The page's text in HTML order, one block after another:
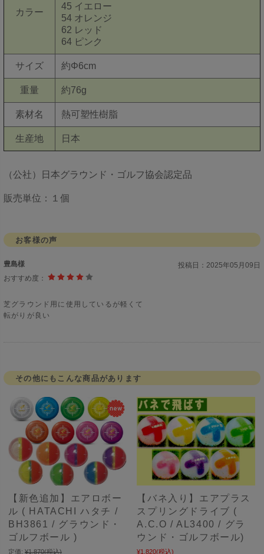
カラー
45 イエロー
54 オレンジ
62 レッド
64 ピンク
サイズ 約Φ6cm
重量 約76g
素材名 熱可塑性樹脂
生産地 日本
（公社）日本グラウンド・ゴルフ協会認定品
販売単位：１個
お客様の声
豊島様 投稿日： 2025年05月09日
おすすめ度：
芝グラウンド用に使用しているが軽くて
転がりが良い
その他にもこんな商品があります
【新色追加】エアロボー
ル ( HATACHI ハタチ /
BH3861 / グラウンド・
ゴルフボール )
定価: ¥1,870(税込)
【バネ入り】エアプラス
スプリングドライブ (
A.C.O / AL3400 / グラ
ウンド・ゴルフボール)
¥1,820(税込)